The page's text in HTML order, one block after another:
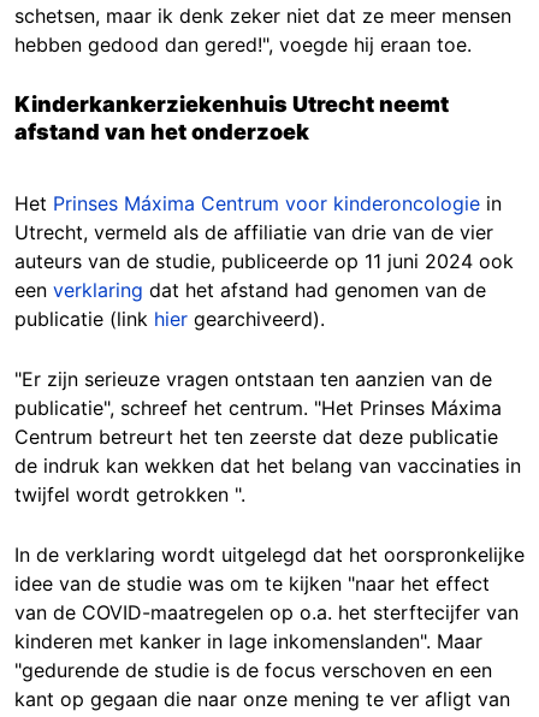
schetsen, maar ik denk zeker niet dat ze meer mensen
hebben gedood dan gered!", voegde hij eraan toe.
Kinderkankerziekenhuis Utrecht neemt
afstand van het onderzoek
Het Prinses Máxima Centrum voor kinderoncologie in
Utrecht, vermeld als de affiliatie van drie van de vier
auteurs van de studie, publiceerde op 11 juni 2024 ook
een verklaring dat het afstand had genomen van de
publicatie (link hier gearchiveerd).
"Er zijn serieuze vragen ontstaan ten aanzien van de
publicatie", schreef het centrum. "Het Prinses Máxima
Centrum betreurt het ten zeerste dat deze publicatie
de indruk kan wekken dat het belang van vaccinaties in
twijfel wordt getrokken ".
In de verklaring wordt uitgelegd dat het oorspronkelijke
idee van de studie was om te kijken "naar het effect
van de COVID-maatregelen op o.a. het sterftecijfer van
kinderen met kanker in lage inkomenslanden". Maar
"gedurende de studie is de focus verschoven en een
kant op gegaan die naar onze mening te ver afligt van